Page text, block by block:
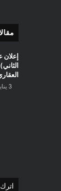
3 يناير، 2023